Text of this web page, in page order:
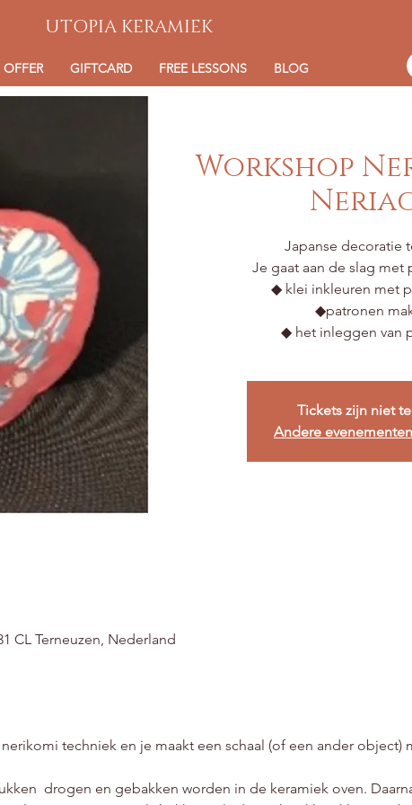
UTOPIA KERAMIEK
OFFER GIFTCARD FREE LESSONS BLOG
Workshop
Japanse decoratie
Je gaat aan de slag met
◆ klei inkleuren met
◆patronen
◆ het inleggen van
Tickets zijn niet
Andere
CL Terneuzen, Nederland
techniek en je maakt een schaal (of een ander object)
drogen en gebakken worden in de keramiek oven.